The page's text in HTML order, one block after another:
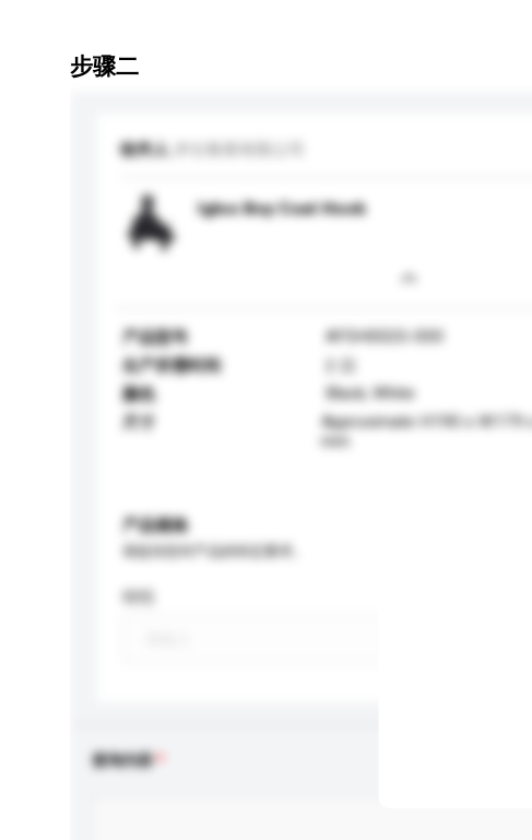
步骤二
收件人
Igloo Boy Coat Hook
产品型号
AFSH002S-000
生产所需时间
颜色
Black, White
Approximate H190 x W179
产品规格
查询内容